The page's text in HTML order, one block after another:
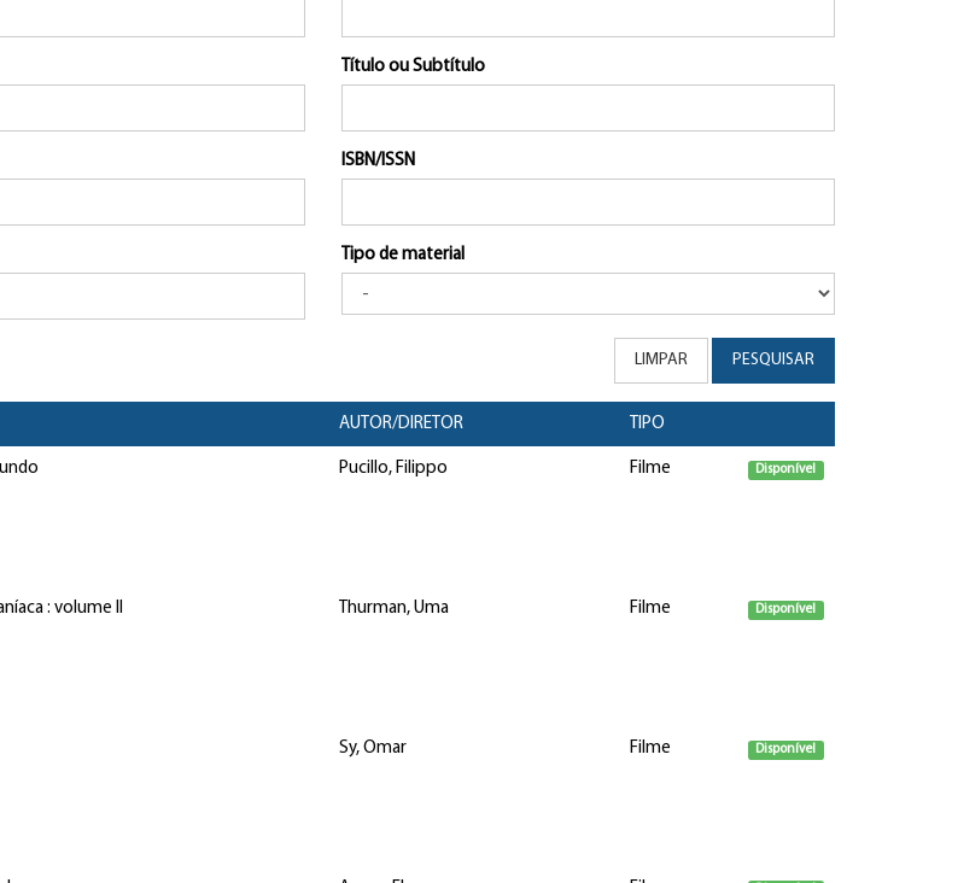
Título ou Subtítulo
ISBN/ISSN
Tipo de material
LIMPAR PESQUISAR
AUTOR/DIRETOR TIPO
Pucillo, Filippo Filme Disponível
: volume II Thurman, Uma Filme Disponível
Sy, Omar Filme Disponível